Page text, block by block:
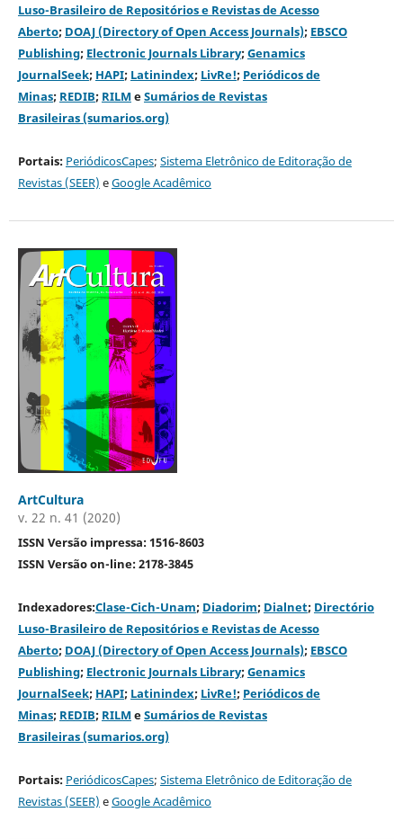
Luso-Brasileiro de Repositórios e Revistas de Acesso
Aberto; DOAJ (Directory of Open Access Journals); EBSCO
Publishing; Electronic Journals Library;Genamics
JournalSeek; HAPI; Latinindex; LivRe!; Periódicos de
Minas; REDIB; RILMeSumários de Revistas
Brasileiras (sumarios.org)
Portais: PeriódicosCapes; Sistema Eletrônico de Editoração de
Revistas (SEER) eGoogle Acadêmico
ArtCultura
v. 22 n. 41 (2020)
ISSN Versão impressa: 1516-8603
ISSN Versão on-line: 2178-3845
Indexadores:Clase-Cich-Unam; Diadorim; Dialnet; Directório
Luso-Brasileiro de Repositórios e Revistas de Acesso
Aberto; DOAJ (Directory of Open Access Journals); EBSCO
Publishing; Electronic Journals Library;Genamics
JournalSeek; HAPI; Latinindex; LivRe!; Periódicos de
Minas; REDIB; RILMeSumários de Revistas
Brasileiras (sumarios.org)
Portais: PeriódicosCapes; Sistema Eletrônico de Editoração de
Revistas (SEER) eGoogle Acadêmico